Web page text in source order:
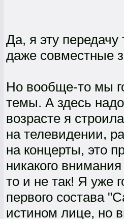
Да, я эту
даже совместные
Но вообще-то мы
темы. А здесь
возрасте я
на телевидении,
на концерты, это
никакого
то и не так! Я уже
первого состава
истином лице, но